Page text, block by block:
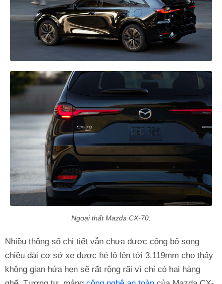
Ngoại thất Mazda CX-70.
Nhiều thông số chi tiết vẫn chưa được công bố song
chiều dài cơ sở xe được hé lộ lên tới 3.119mm cho thấy
không gian hứa hẹn sẽ rất rộng rãi vì chỉ có hai hàng